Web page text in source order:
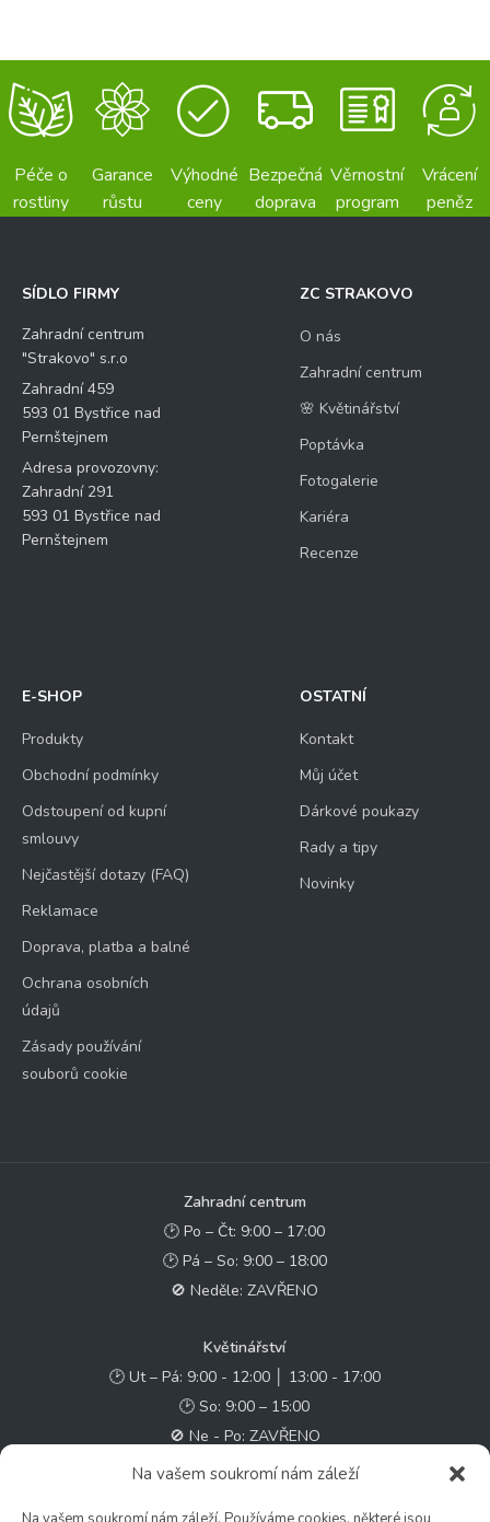
Na vašem soukromí nám záleží
Péče o
rostliny
Garance
růstu
Výhodné
ceny
Bezpečná
doprava
Věrnostní
program
Vrácení
peněz
SÍDLO FIRMY
Zahradní centrum
"Strakovo" s.r.o
Zahradní 459
593 01 Bystřice nad
Pernštejnem
Adresa provozovny:
Zahradní 291
593 01 Bystřice nad
Pernštejnem
ZC STRAKOVO
O nás
Zahradní centrum
🌸 Květinářství
Poptávka
Fotogalerie
Kariéra
Recenze
E-SHOP
Produkty
Obchodní podmínky
Odstoupení od kupní
smlouvy
Nejčastější dotazy (FAQ)
Reklamace
Doprava, platba a balné
Ochrana osobních
údajů
Zásady používání
souborů cookie
OSTATNÍ
Kontakt
Můj účet
Dárkové poukazy
Rady a tipy
Novinky
Zahradní centrum
🕑 Po – Čt: 9:00 – 17:00
🕑 Pá – So: 9:00 – 18:00
🚫 Neděle: ZAVŘENO
Květinářství
🕑 Ut – Pá: 9:00 - 12:00 │ 13:00 - 17:00
🕑 So: 9:00 – 15:00
🚫 Ne - Po: ZAVŘENO